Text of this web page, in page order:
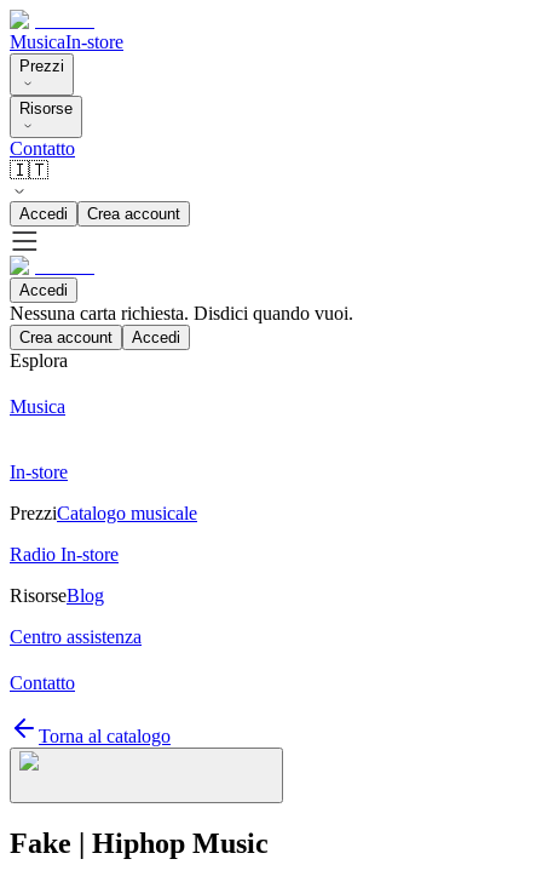
MusicaIn-store
Prezzi
Risorse
Contatto
🇮🇹
Accedi Crea account
Accedi
Nessuna carta richiesta. Disdici quando vuoi.
Crea account Accedi
Esplora
Musica
In-store
PrezziCatalogo musicale
Radio In-store
RisorseBlog
Centro assistenza
Contatto
Torna al catalogo
Fake | Hiphop Music